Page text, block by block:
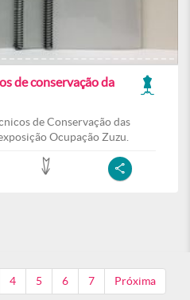
de conservação da
de Conservação das
Ocupação Zuzu.
4 5 6 7 Próxima